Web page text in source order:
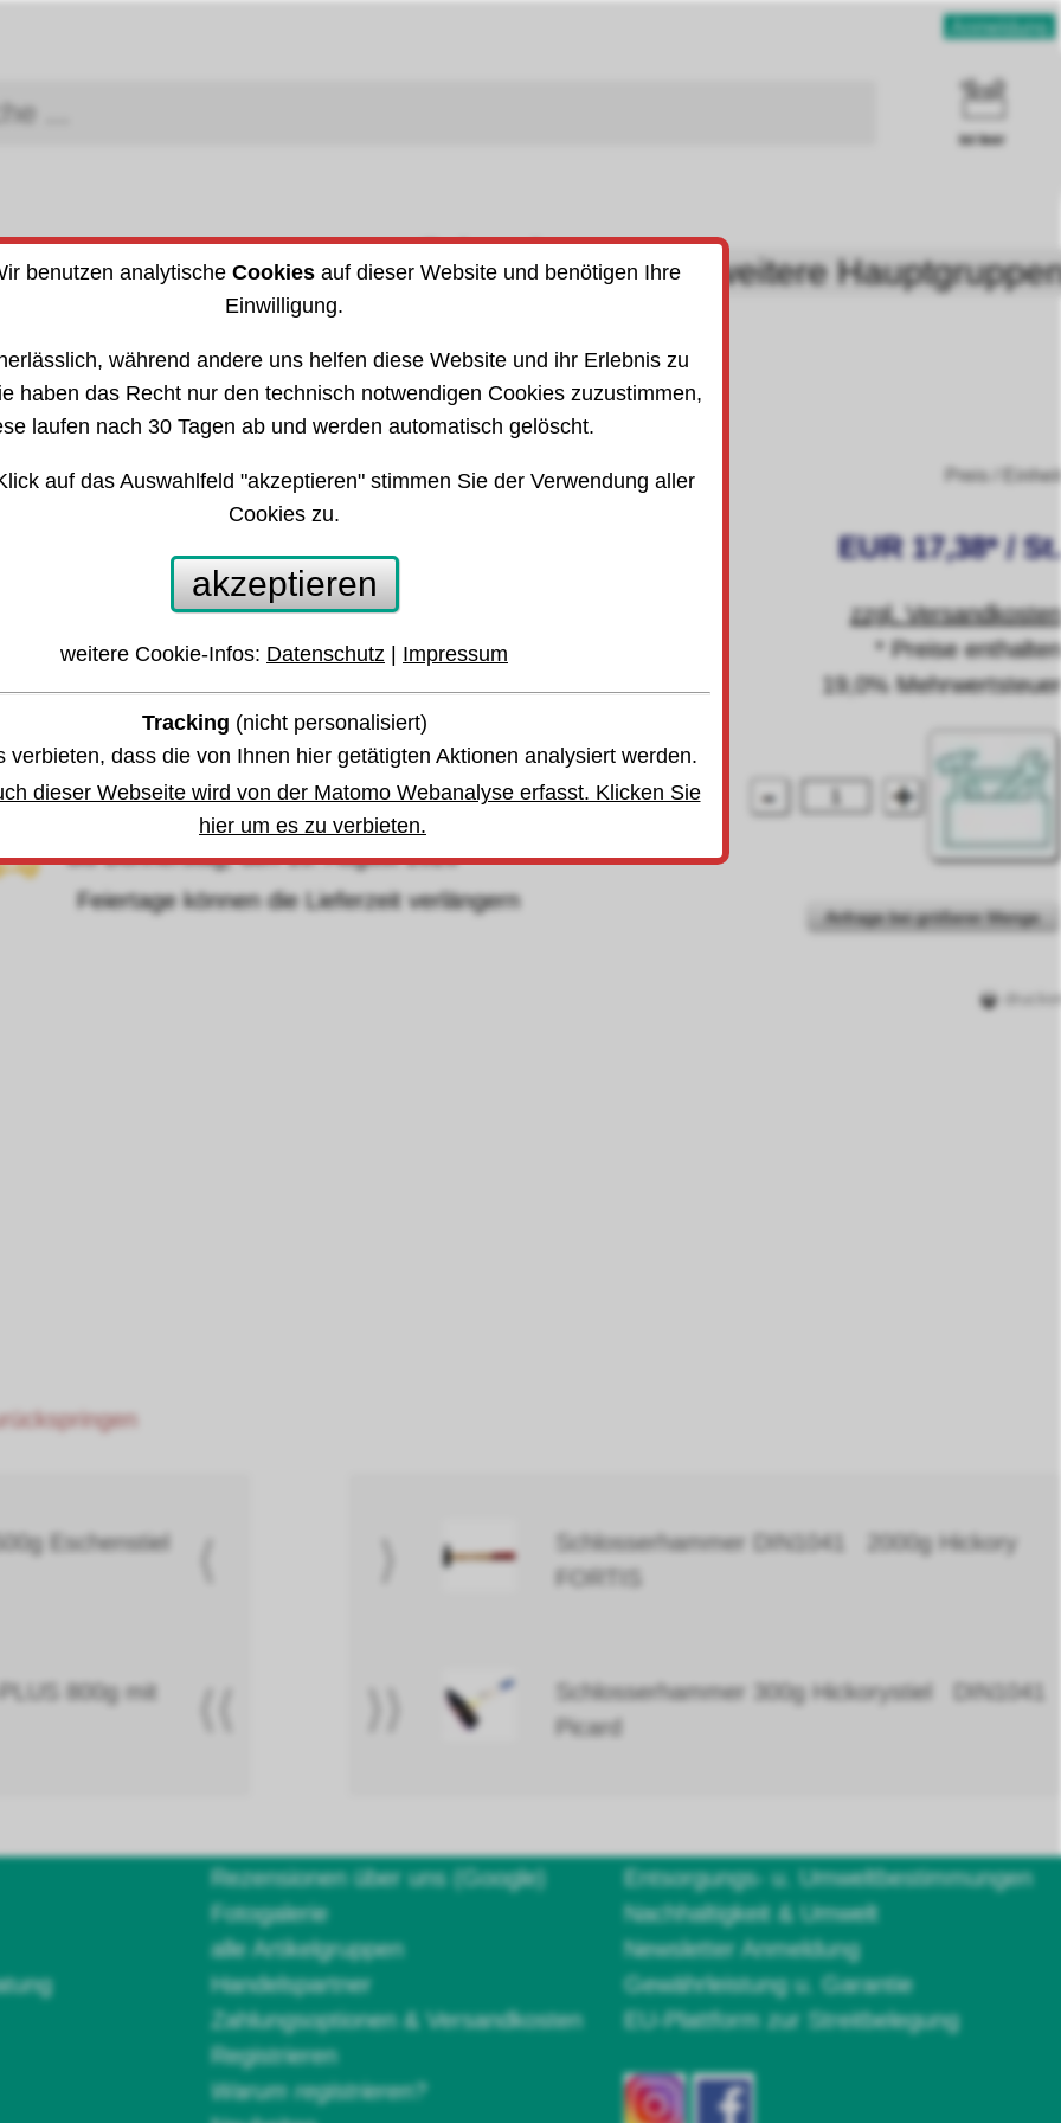
Anmeldung
ist leer
Arbeitsschutz
Schrauben
DIN (ISO)
weitere
301210
Preis / Einheit
DIN1041 1000g Hickory
Größen oder Varianten springen:
u. Garantie
bis Donnerstag, den 13. August 2026
können die Lieferzeit verlängern
EUR 17,38* / St.
zzgl. Versandkosten
* Preise enthalten
19,0% Mehrwertsteuer
Anfrage bei größerer Menge
Eschenstiel
800g mit
Schlosserhammer DIN1041 2000g Hickory
FORTIS
Schlosserhammer 300g Hickorystiel DIN1041
Picard
Rezensionen über uns (Google)
Fotogalerie
alle Artikelgruppen
Handelspartner
Zahlungsoptionen & Versandkosten
Registrieren
Warum registrieren?
Entsorgungs- u. Umweltbestimmungen
Nachhaltigkeit & Umwelt
Newsletter Anmeldung
Gewährleistung u. Garantie
EU-Plattform zur Streitbelegung
benutzen analytische Cookiesauf dieser Website und benötigen Ihre
Einwilligung.
während andere uns helfen diese Website und ihr Erlebnis zu
haben das Recht nur den technisch notwendigen Cookies zuzustimmen,
laufen nach 30 Tagen ab und werden automatisch gelöscht.
auf das Auswahlfeld "akzeptieren" stimmen Sie der Verwendung aller
Cookies zu.
akzeptieren
weitere Cookie-Infos: Datenschutz Impressum
Tracking (nicht personalisiert)
verbieten, dass die von Ihnen hier getätigten Aktionen analysiert werden.
dieser Webseite wird von der Matomo Webanalyse erfasst. Klicken Sie
hier um es zu verbieten.